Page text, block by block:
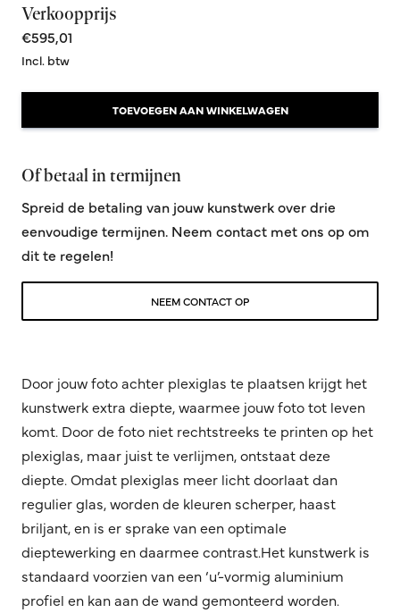
Verkoopprijs
€595,01
Incl. btw
TOEVOEGEN AAN WINKELWAGEN
Of betaal in termijnen
Spreid de betaling van jouw kunstwerk over drie
eenvoudige termijnen. Neem contact met ons op om
dit te regelen!
NEEM CONTACT OP
Door jouw foto achter plexiglas te plaatsen krijgt het
kunstwerk extra diepte, waarmee jouw foto tot leven
komt. Door de foto niet rechtstreeks te printen op het
plexiglas, maar juist te verlijmen, ontstaat deze
diepte. Omdat plexiglas meer licht doorlaat dan
regulier glas, worden de kleuren scherper, haast
briljant, en is er sprake van een optimale
dieptewerking en daarmee contrast.Het kunstwerk is
standaard voorzien van een ‘u’-vormig aluminium
profiel en kan aan de wand gemonteerd worden.